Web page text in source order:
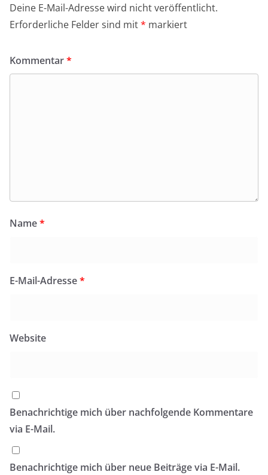
Deine E-Mail-Adresse wird nicht veröffentlicht.
Erforderliche Felder sind mit* markiert
Kommentar*
Name*
E-Mail-Adresse*
Website
Benachrichtige mich über nachfolgende Kommentare
via E-Mail.
Benachrichtige mich über neue Beiträge via E-Mail.